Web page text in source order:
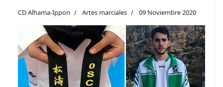
CD Alhama-Ippon Artes marciales 09 Noviembre 2020